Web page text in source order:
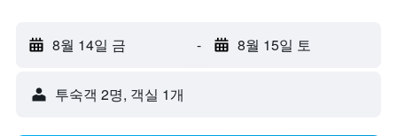
8월 14일 금 - 8월 15일 토
​투숙객 2​명, ​객실 1개